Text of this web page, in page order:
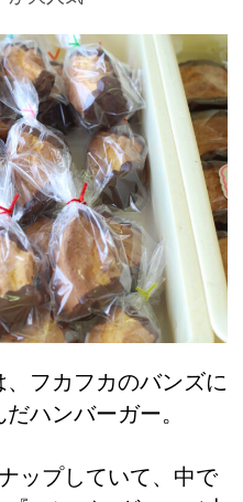
フカフカのバンズに
ハンバーガー。
ップしていて、中で